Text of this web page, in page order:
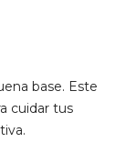
base. Este
cuidar tus